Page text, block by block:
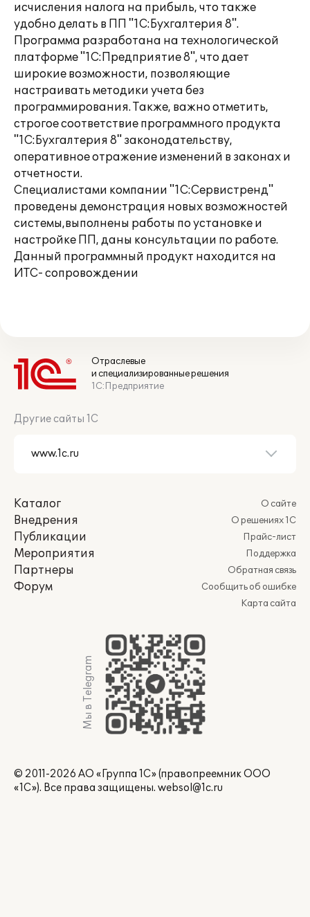
исчисления налога на прибыль, что также
удобно делать в ПП "1С:Бухгалтерия 8".
Программа разработана на технологической
платформе "1С:Предприятие 8", что дает
широкие возможности, позволяющие
настраивать методики учета без
программирования. Также, важно отметить,
строгое соответствие программного продукта
"1С:Бухгалтерия 8" законодательству,
оперативное отражение изменений в законах и
отчетности.
Специалистами компании "1С:Сервистренд"
проведены демонстрация новых возможностей
системы,выполнены работы по установке и
настройке ПП, даны консультации по работе.
Данный программный продукт находится на
ИТС- сопровождении
Отраслевые
и специализированные решения
1С:Предприятие
Другие сайты 1С
Каталог
Внедрения
Публикации
Мероприятия
Партнеры
Форум
О сайте
О решениях 1С
Прайс-лист
Поддержка
Обратная связь
Сообщить об ошибке
Карта сайта
Мы в Telegram
© 2011-2026 АО «Группа 1С» (правопреемник ООО
«1С»). Все права защищены. websol@1c.ru